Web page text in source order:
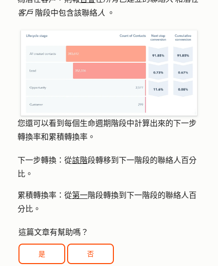
客戶 階段中包含該聯絡人 。
您還可以看到每個生命週期階段中計算出來的下一步
轉換率和累積轉換率。
下一步轉換： 從該階段轉移到下一階段的聯絡人百分
比。
累積轉換率： 從第一階段轉換到下一階段的聯絡人百
分比。
這篇文章有幫助嗎？
是 否